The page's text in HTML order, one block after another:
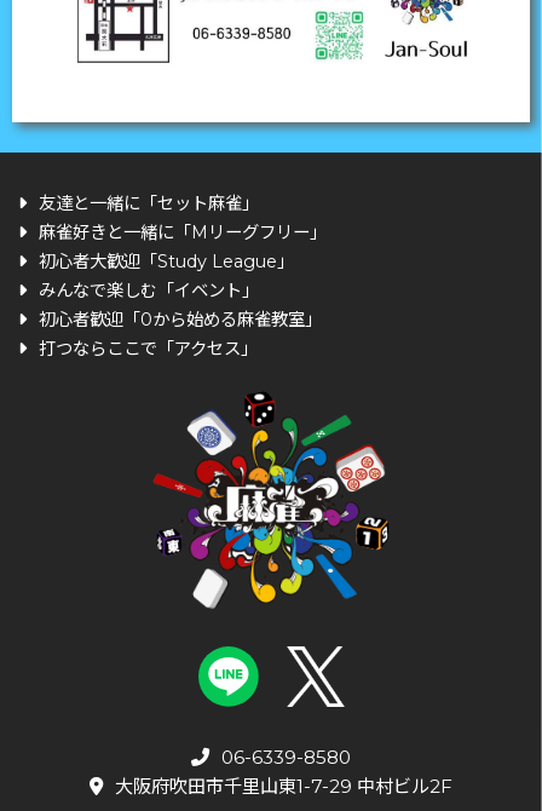
友達と一緒に「セット麻雀」
麻雀好きと一緒に「Mリーグフリー」
初心者大歓迎「Study League」
みんなで楽しむ「イベント」
初心者歓迎「0から始める麻雀教室」
打つならここで「アクセス」
06-6339-8580
大阪府吹田市千里山東1-7-29 中村ビル2F